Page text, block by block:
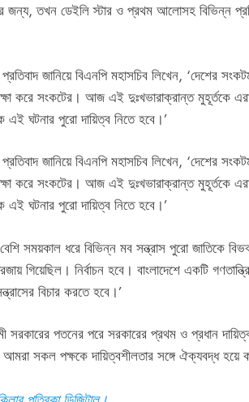
জন্য, তখন ডেইলি স্টার ও প্রথম আলোসহ বিভিন্ন
জানিয়ে বিএনপি মহাসচিব লিখেন, ‘দেশের
করে সংকটের। আজ এই দুঃখভারাক্রান্ত মুহূর্তকে
এই ঘটনার পুরো দায়িত্ব নিতে হবে।’
জানিয়ে বিএনপি মহাসচিব লিখেন, ‘দেশের
করে সংকটের। আজ এই দুঃখভারাক্রান্ত মুহূর্তকে
এই ঘটনার পুরো দায়িত্ব নিতে হবে।’
সময়কাল ধরে বিভিন্ন মব সন্ত্রাস পুরো জাতিকে
গিয়েছিল। নির্বাচন হবে। বাংলাদেশে একটি
বিচার করতে হবে।’
সরকারের পতনের পরে সরকারের প্রথম ও প্রধান
সকল পক্ষকে দায়িত্বশীলতার সঙ্গে ঐক্যবদ্ধ হয়ে